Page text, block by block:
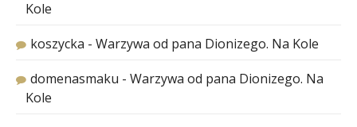
Kole
koszycka - Warzywa od pana Dionizego. Na Kole
domenasmaku - Warzywa od pana Dionizego. Na
Kole